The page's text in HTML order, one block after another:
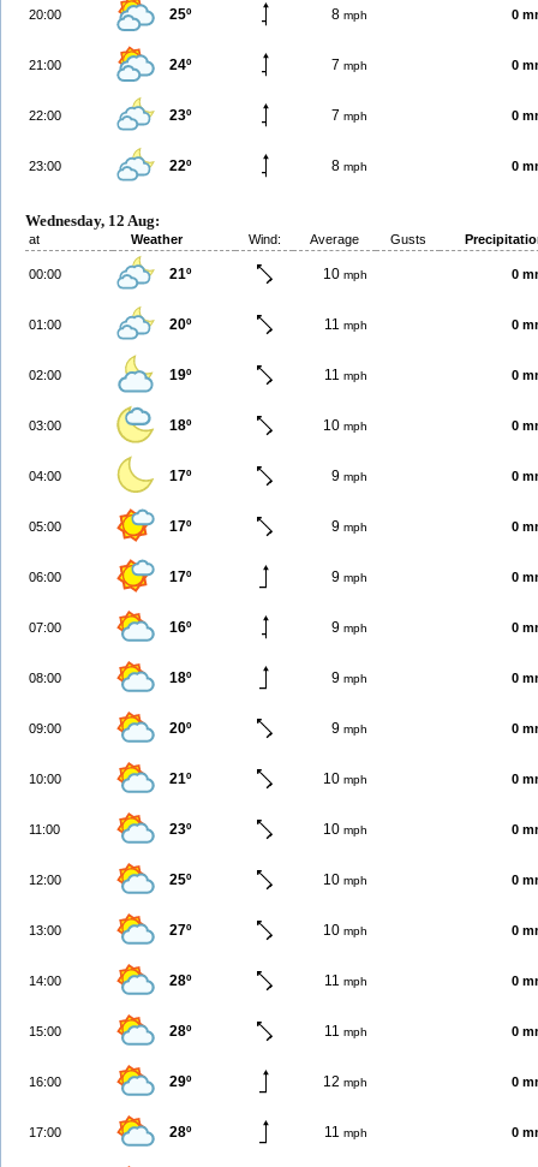
20:00 25º 8 mph 0
21:00 24º 7 mph 0
22:00 23º 7 mph 0
23:00 22º 8 mph 0
Wednesday, 12 Aug:
at Weather Wind: Average Gusts
00:00 21º 10 mph 0
01:00 20º 11 mph 0
02:00 19º 11 mph 0
03:00 18º 10 mph 0
04:00 17º 9 mph 0
05:00 17º 9 mph 0
06:00 17º 9 mph 0
07:00 16º 9 mph 0
08:00 18º 9 mph 0
09:00 20º 9 mph 0
10:00 21º 10 mph 0
11:00 23º 10 mph 0
12:00 25º 10 mph 0
13:00 27º 10 mph 0
14:00 28º 11 mph 0
15:00 28º 11 mph 0
16:00 29º 12 mph 0
17:00 28º 11 mph 0